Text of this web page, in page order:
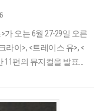
오는 6월 27-29일 오른
라이>, <트레이스 유>, <
11편의 뮤지컬을 발표